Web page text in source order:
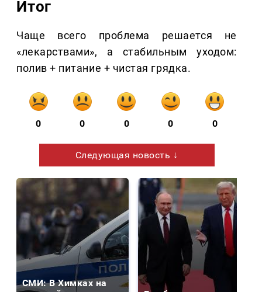
Итог
Чаще всего проблема решается не
«лекарствами», а стабильным уходом:
полив + питание + чистая грядка.
0 0 0 0 0
Следующая новость ↓
СМИ: В Химках на